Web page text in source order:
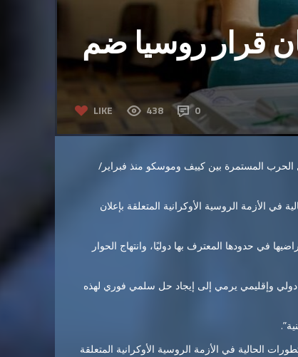
قرار روسيا ضم
LIKE 438 0
المستمرة بين كييف وموسكو منذ فبراير/
في الأزمة الروسية الأوكرانية المتعلقة بإعلان
في حدودها المعترف بها دوليًا، وانتهاج الحوار
دولي وإقليمي يرمي إلى إيجاد حل سلمي فوري لهذه
الحالية في الأزمة الروسية الأوكرانية المتعلقة